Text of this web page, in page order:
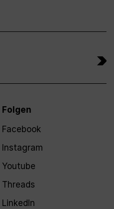
Folgen
Facebook
Instagram
Youtube
Threads
LinkedIn